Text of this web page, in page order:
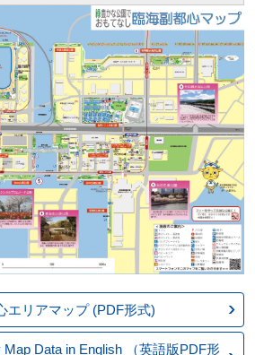
エリアマップ(PDF形式)
Map Data in English （英語版PDF形